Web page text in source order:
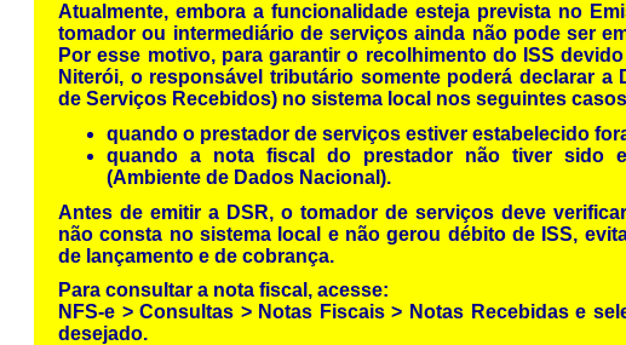
Atualmente, embora a funcionalidade esteja prevista no
tomador ou intermediário de serviços ainda não pode ser
Por esse motivo, para garantir o recolhimento do ISS
Niterói, o responsável tributário somente poderá declarar a
de Serviços Recebidos) no sistema local nos seguintes
quando o prestador de serviços estiver estabelecido
quando a nota fiscal do prestador não tiver sido
(Ambiente de Dados Nacional).
Antes de emitir a DSR, o tomador de serviços deve
não consta no sistema local e não gerou débito de ISS,
de lançamento e de cobrança.
Para consultar a nota fiscal, acesse:
NFS-e > Consultas > Notas Fiscais > Notas Recebidas e
desejado.